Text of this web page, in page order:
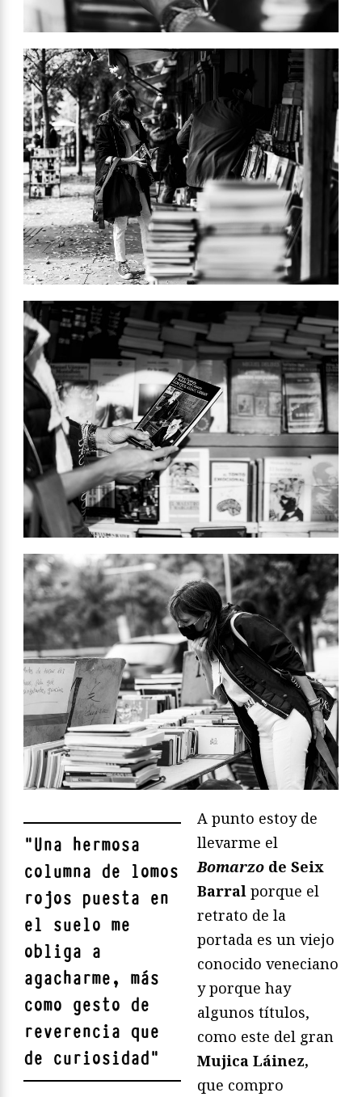
"Una hermosa
columna de lomos
rojos puesta en
el suelo me
obliga a
agacharme, más
como gesto de
reverencia que
de curiosidad"
A punto estoy de
llevarme el
Bomarzo de Seix
Barral porque el
retrato de la
portada es un viejo
conocido veneciano
y porque hay
algunos títulos,
como este del gran
Mujica Láinez,
que compro